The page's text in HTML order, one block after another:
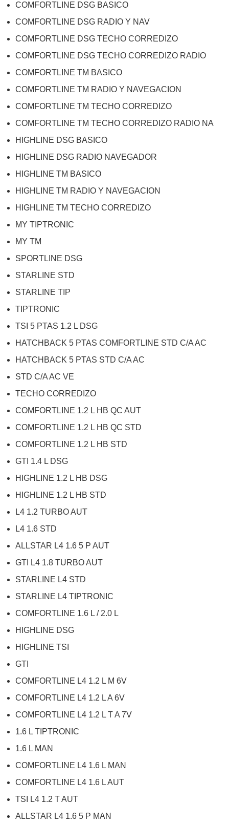
COMFORTLINE DSG BASICO
COMFORTLINE DSG RADIO Y NAV
COMFORTLINE DSG TECHO CORREDIZO
COMFORTLINE DSG TECHO CORREDIZO RADIO
COMFORTLINE TM BASICO
COMFORTLINE TM RADIO Y NAVEGACION
COMFORTLINE TM TECHO CORREDIZO
COMFORTLINE TM TECHO CORREDIZO RADIO NA
HIGHLINE DSG BASICO
HIGHLINE DSG RADIO NAVEGADOR
HIGHLINE TM BASICO
HIGHLINE TM RADIO Y NAVEGACION
HIGHLINE TM TECHO CORREDIZO
MY TIPTRONIC
MY TM
SPORTLINE DSG
STARLINE STD
STARLINE TIP
TIPTRONIC
TSI 5 PTAS 1.2 L DSG
HATCHBACK 5 PTAS COMFORTLINE STD C/A AC
HATCHBACK 5 PTAS STD C/A AC
STD C/A AC VE
TECHO CORREDIZO
COMFORTLINE 1.2 L HB QC AUT
COMFORTLINE 1.2 L HB QC STD
COMFORTLINE 1.2 L HB STD
GTI 1.4 L DSG
HIGHLINE 1.2 L HB DSG
HIGHLINE 1.2 L HB STD
L4 1.2 TURBO AUT
L4 1.6 STD
ALLSTAR L4 1.6 5 P AUT
GTI L4 1.8 TURBO AUT
STARLINE L4 STD
STARLINE L4 TIPTRONIC
COMFORTLINE 1.6 L / 2.0 L
HIGHLINE DSG
HIGHLINE TSI
GTI
COMFORTLINE L4 1.2 L M 6V
COMFORTLINE L4 1.2 L A 6V
COMFORTLINE L4 1.2 L T A 7V
1.6 L TIPTRONIC
1.6 L MAN
COMFORTLINE L4 1.6 L MAN
COMFORTLINE L4 1.6 L AUT
TSI L4 1.2 T AUT
ALLSTAR L4 1.6 5 P MAN